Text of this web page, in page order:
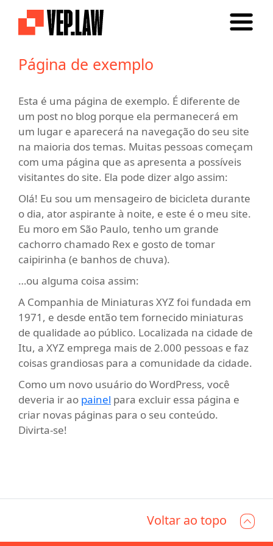
Página de exemplo
Esta é uma página de exemplo. É diferente de
um post no blog porque ela permanecerá em
um lugar e aparecerá na navegação do seu site
na maioria dos temas. Muitas pessoas começam
com uma página que as apresenta a possíveis
visitantes do site. Ela pode dizer algo assim:
Olá! Eu sou um mensageiro de bicicleta durante
o dia, ator aspirante à noite, e este é o meu site.
Eu moro em São Paulo, tenho um grande
cachorro chamado Rex e gosto de tomar
caipirinha (e banhos de chuva).
…ou alguma coisa assim:
A Companhia de Miniaturas XYZ foi fundada em
1971, e desde então tem fornecido miniaturas
de qualidade ao público. Localizada na cidade de
Itu, a XYZ emprega mais de 2.000 pessoas e faz
coisas grandiosas para a comunidade da cidade.
Como um novo usuário do WordPress, você
deveria ir ao painel para excluir essa página e
criar novas páginas para o seu conteúdo.
Divirta-se!
Voltar ao topo